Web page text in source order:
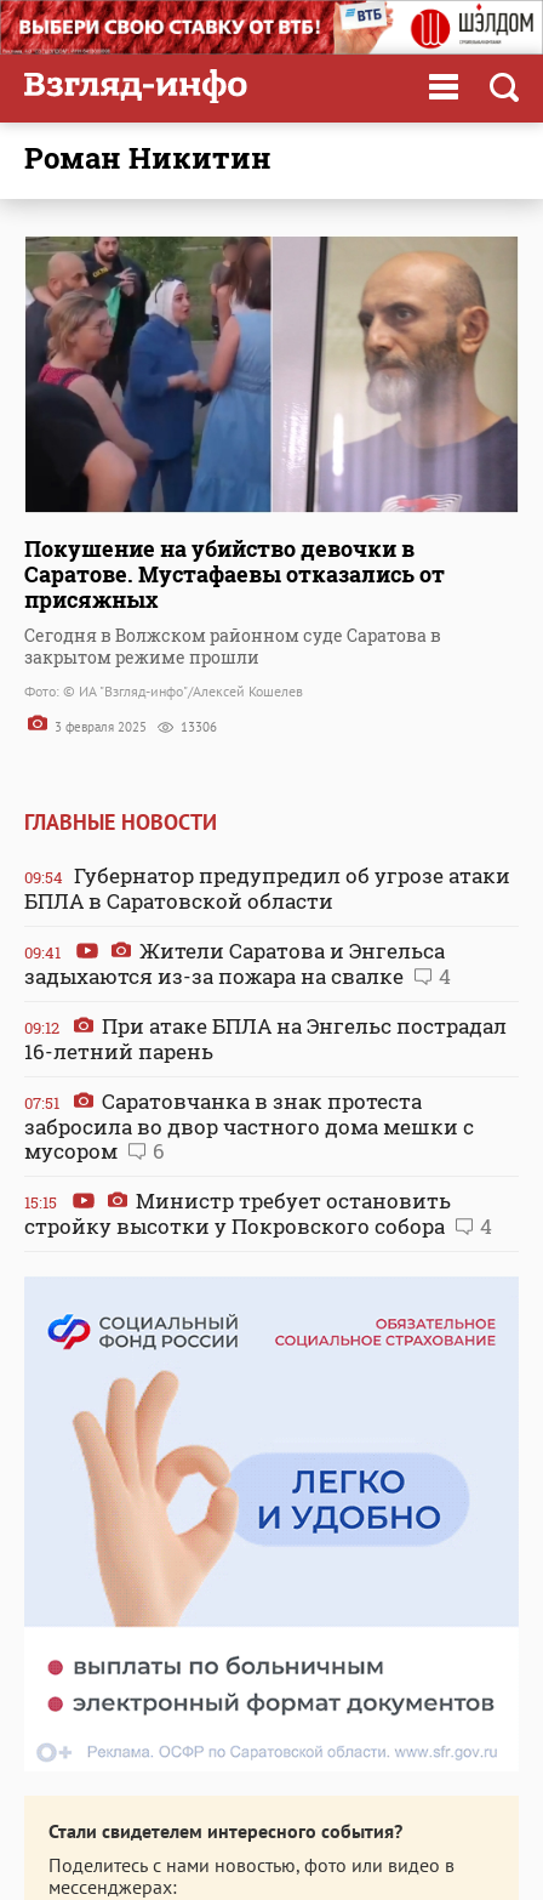
Роман Никитин
Покушение на убийство девочки в
Саратове. Мустафаевы отказались от
присяжных
Сегодня в Волжском районном суде Саратова в
закрытом режиме прошли
Фото: © ИА "Взгляд-инфо"/Алексей Кошелев
3 февраля 2025 13306
ГЛАВНЫЕ НОВОСТИ
09:54 Губернатор предупредил об угрозе атаки
БПЛА в Саратовской области
09:41
Жители Саратова и Энгельса
задыхаются из-за пожара на свалке
4
09:12
При атаке БПЛА на Энгельс пострадал
16-летний парень
07:51
Саратовчанка в знак протеста
забросила во двор частного дома мешки с
мусором
6
15:15
Министр требует остановить
стройку высотки у Покровского собора
4
Стали свидетелем интересного события?
Поделитесь с нами новостью, фото или видео в
мессенджерах: